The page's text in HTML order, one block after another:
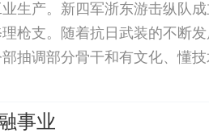
生产。新四军浙东游击纵队
枪支。随着抗日武装的不断
抽调部分骨干和有文化、懂
惜高薪去敌占区雇用技术人才
事业